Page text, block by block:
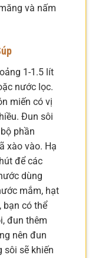
và nấm
1-1.5 lít
nước lọc.
miến có vị
Đun sôi
phần
xào vào. Hạ
để các
dùng
mắm, hạt
bạn có thể
đun thêm
nên đun
sôi sẽ khiến